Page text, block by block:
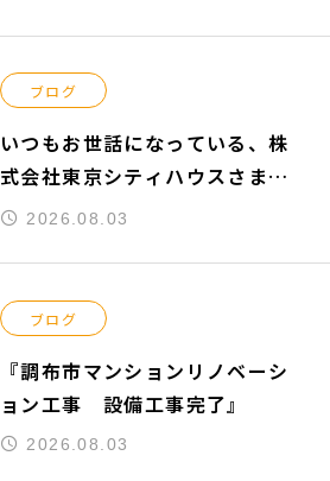
ブログ
いつもお世話になっている、株
式会社東京シティハウスさまよ
りご依頼頂きました『練馬区関
2026.08.03
ブログ
『調布市マンションリノベーシ
ョン工事 設備工事完了』
2026.08.03